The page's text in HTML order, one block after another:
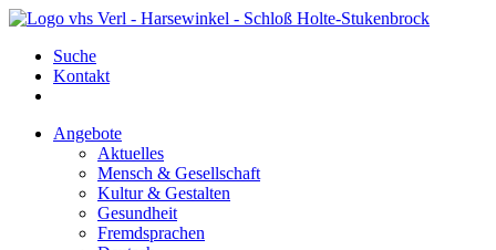
Suche
Kontakt
Angebote
Aktuelles
Mensch & Gesellschaft
Kultur & Gestalten
Gesundheit
Fremdsprachen